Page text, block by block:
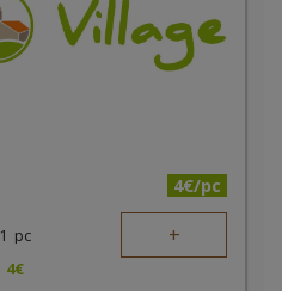
4€/pc
1 pc +
4€